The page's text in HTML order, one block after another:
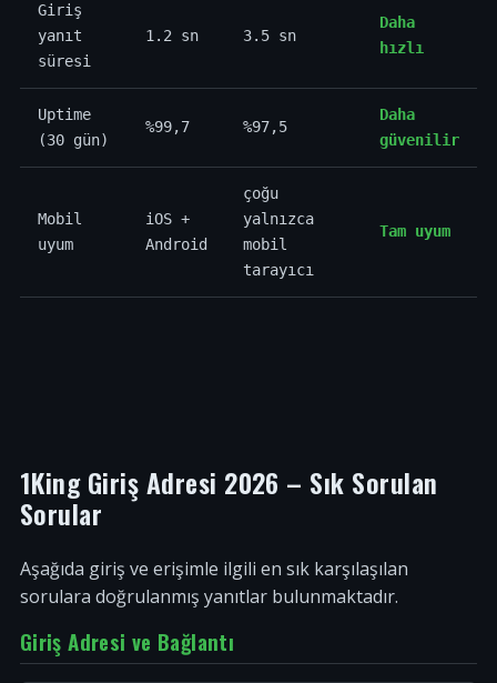
Giriş
yanıt
süresi
1.2 sn 3.5 sn
Daha
hızlı
Uptime
(30 gün)
%99,7 %97,5
Daha
güvenilir
Mobil
uyum
iOS +
Android
çoğu
yalnızca
mobil
tarayıcı
Tam uyum
1King Giriş Adresi 2026 – Sık Sorulan
Sorular
Aşağıda giriş ve erişimle ilgili en sık karşılaşılan
sorulara doğrulanmış yanıtlar bulunmaktadır.
Giriş Adresi ve Bağlantı